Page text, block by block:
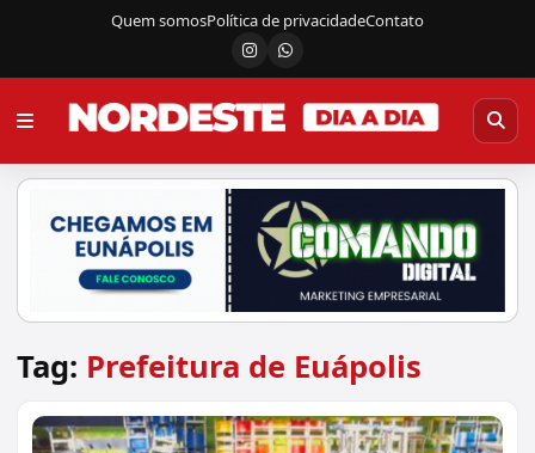
Quem somosPolítica de privacidadeContato
InstagramCanal do WhatsApp
Tag: Prefeitura de Euápolis